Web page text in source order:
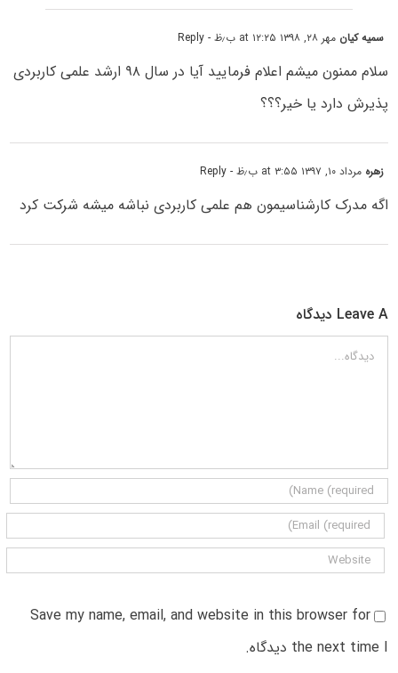
سمیه کیان مهر ۲۸, ۱۳۹۸ at ۱۲:۲۵ ب٫ظ - Reply
سلام ممنون میشم اعلام فرمایید آیا در سال ۹۸ ارشد علمی کاربردی
پذیرش دارد یا خیر؟؟؟
زهره مرداد ۱۰, ۱۳۹۷ at ۳:۵۵ ب٫ظ - Reply
اگه مدرک کارشناسیمون هم علمی کاربردی نباشه میشه شرکت کرد
Leave A دیدگاه
دیدگاه
Save my name, email, and website in this browser for
the next time I دیدگاه.